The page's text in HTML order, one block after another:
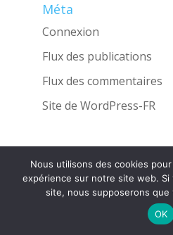
Méta
Connexion
Flux des publications
Flux des commentaires
Site de WordPress-FR
Une réalisation de
Nous utilisons des cookies
expérience sur notre site web.
site, nous supposerons
OK